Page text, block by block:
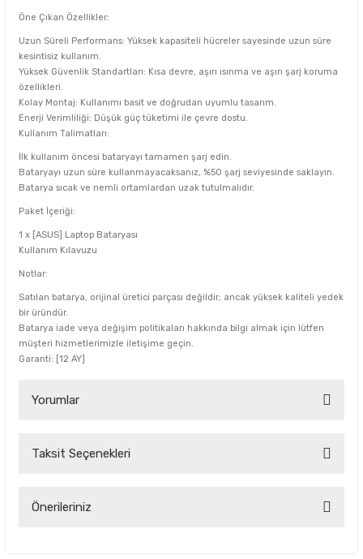
Öne Çıkan Özellikler:
Uzun Süreli Performans: Yüksek kapasiteli hücreler sayesinde uzun süre
kesintisiz kullanım.
Yüksek Güvenlik Standartları: Kısa devre, aşırı ısınma ve aşırı şarj koruma
özellikleri.
Kolay Montaj: Kullanımı basit ve doğrudan uyumlu tasarım.
Enerji Verimliliği: Düşük güç tüketimi ile çevre dostu.
Kullanım Talimatları:
İlk kullanım öncesi bataryayı tamamen şarj edin.
Bataryayı uzun süre kullanmayacaksanız, %50 şarj seviyesinde saklayın.
Batarya sıcak ve nemli ortamlardan uzak tutulmalıdır.
Paket İçeriği:
1 x [ASUS] Laptop Bataryası
Kullanım Kılavuzu
Notlar:
Satılan batarya, orijinal üretici parçası değildir; ancak yüksek kaliteli yedek
bir üründür.
Batarya iade veya değişim politikaları hakkında bilgi almak için lütfen
müşteri hizmetlerimizle iletişime geçin.
Garanti: [12 AY]
Yorumlar
Bu ürüne ilk yorumu siz yapın!
Taksit Seçenekleri
Önerileriniz